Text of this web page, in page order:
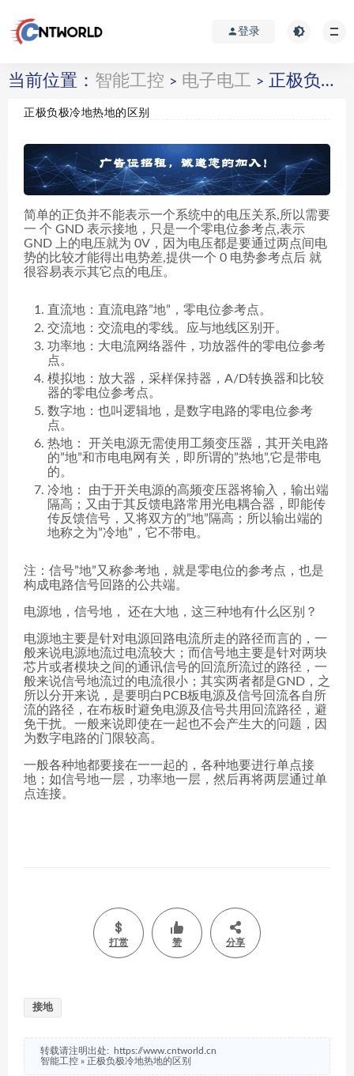
登录
当前位置： 智能工控 > 电子电工 > 正极负极冷地热地的区别
正极负极冷地热地的区别
简单的正负并不能表示一个系统中的电压关系,所以需要
一 个 GND 表示接地，只是一个零电位参考点,表示
GND 上的电压就为 0V，因为电压都是要通过两点间电
势的比较才能得出电势差,提供一个 0 电势参考点后 就
很容易表示其它点的电压。
直流地：直流电路”地”，零电位参考点。
交流地：交流电的零线。应与地线区别开。
功率地：大电流网络器件，功放器件的零电位参考
点。
模拟地：放大器，采样保持器，A/D转换器和比较
器的零电位参考点。
数字地：也叫逻辑地，是数字电路的零电位参考
点。
热地： 开关电源无需使用工频变压器，其开关电路
的”地”和市电电网有关，即所谓的”热地”,它是带电
的。
冷地： 由于开关电源的高频变压器将输入，输出端
隔高；又由于其反馈电路常用光电耦合器，即能传
传反馈信号，又将双方的”地”隔高；所以输出端的
地称之为”冷地”，它不带电。
注：信号”地”又称参考地，就是零电位的参考点，也是
构成电路信号回路的公共端。
电源地，信号地， 还在大地，这三种地有什么区别？
电源地主要是针对电源回路电流所走的路径而言的，一
般来说电源地流过电流较大；而信号地主要是针对两块
芯片或者模块之间的通讯信号的回流所流过的路径，一
般来说信号地流过的电流很小；其实两者都是GND，之
所以分开来说，是要明白PCB板电源及信号回流各自所
流的路径，在布板时避免电源及信号共用回流路径，避
免干扰。一般来说即使在一起也不会产生大的问题，因
为数字电路的门限较高。
一般各种地都要接在一一起的，各种地要进行单点接
地；如信号地一层，功率地一层，然后再将两层通过单
点连接。
打赏 赞 分享
接地
转载请注明出处:
https://www.cntworld.cn
智能工控 » 正极负极冷地热地的区别